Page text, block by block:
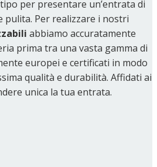
per presentare un’entrata di
pulita. Per realizzare i nostri
abbiamo accuratamente
prima tra una vasta gamma di
europei e certificati in modo
qualità e durabilità. Affidati ai
unica la tua entrata.